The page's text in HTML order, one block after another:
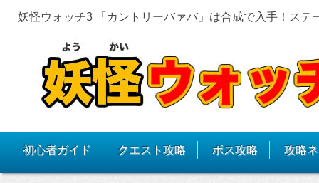
妖怪ウォッチ3 「カントリーバァバ」は合成で入手！ステ
初心者ガイド クエスト攻略 ボス攻略 攻略